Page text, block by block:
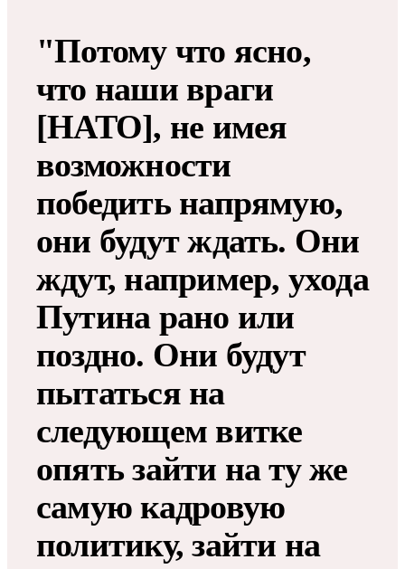
"Потому что ясно,
что наши враги
[НАТО], не имея
возможности
победить напрямую,
они будут ждать. Они
ждут, например, ухода
Путина рано или
поздно. Они будут
пытаться на
следующем витке
опять зайти на ту же
самую кадровую
политику, зайти на